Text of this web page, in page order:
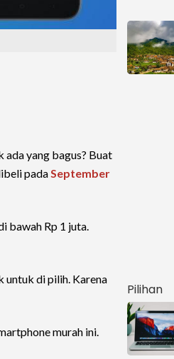
ada yang bagus? Buat
padaSeptember
bawah Rp 1 juta.
untuk di pilih. Karena
murah ini.
Pilihan